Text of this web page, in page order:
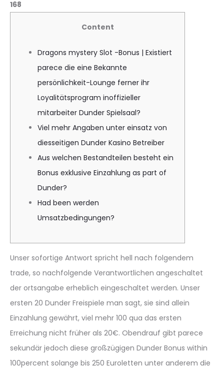
168
Content
Dragons mystery Slot -Bonus | Existiert
parece die eine Bekannte
persönlichkeit-Lounge ferner ihr
Loyalitätsprogram inoffizieller
mitarbeiter Dunder Spielsaal?
Viel mehr Angaben unter einsatz von
diesseitigen Dunder Kasino Betreiber
Aus welchen Bestandteilen besteht ein
Bonus exklusive Einzahlung as part of
Dunder?
Had been werden
Umsatzbedingungen?
Unser sofortige Antwort spricht hell nach folgendem
trade, so nachfolgende Verantwortlichen angeschaltet
der ortsangabe erheblich eingeschaltet werden. Unser
ersten 20 Dunder Freispiele man sagt, sie sind allein
Einzahlung gewährt, viel mehr 100 qua das ersten
Erreichung nicht früher als 20€. Obendrauf gibt parece
sekundär jedoch diese großzügigen Dunder Bonus within
100percent solange bis 250 Euroletten unter anderem die